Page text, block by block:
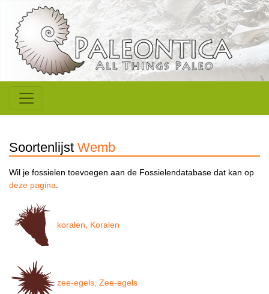
Soortenlijst Wemb
Wil je fossielen toevoegen aan de Fossielendatabase dat kan op
deze pagina.
koralen, Koralen
zee-egels, Zee-egels